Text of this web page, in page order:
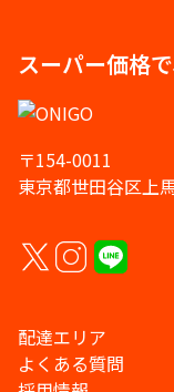
スーパー価格
〒154-0011
東京都世田谷区上
配達エリア
よくある質問